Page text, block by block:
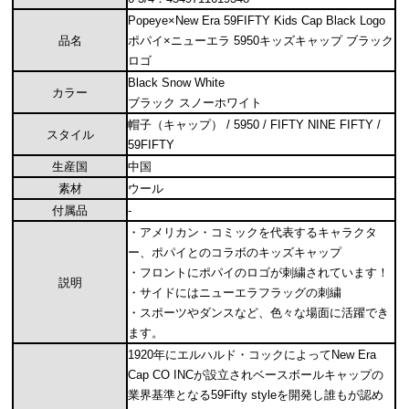
品名
Popeye×New Era 59FIFTY Kids Cap Black Logo
ポパイ×ニューエラ 5950キッズキャップ ブラック
ロゴ
カラー
Black Snow White
ブラック スノーホワイト
スタイル
帽子（キャップ） / 5950 / FIFTY NINE FIFTY /
59FIFTY
生産国
中国
素材
ウール
付属品
-
説明
・アメリカン・コミックを代表するキャラクタ
ー、ポパイとのコラボのキッズキャップ
・フロントにポパイのロゴが刺繍されています！
・サイドにはニューエラフラッグの刺繍
・スポーツやダンスなど、色々な場面に活躍でき
ます。
1920年にエルハルド・コックによってNew Era
Cap CO INCが設立されベースボールキャップの
業界基準となる59Fifty styleを開発し誰もが認め